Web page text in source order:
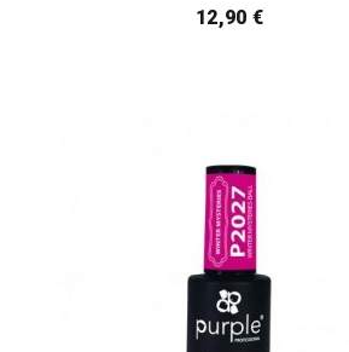
12,90 €